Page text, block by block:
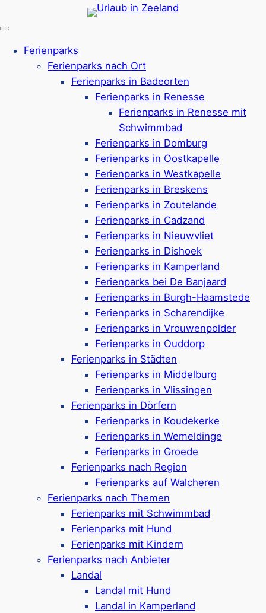
Inhalt
Ferienparks
Ferienparks nach Ort
Ferienparks in Badeorten
Ferienparks in Renesse
Ferienparks in Renesse mit
Schwimmbad
Ferienparks in Domburg
Ferienparks in Oostkapelle
Ferienparks in Westkapelle
Ferienparks in Breskens
Ferienparks in Zoutelande
Ferienparks in Cadzand
Ferienparks in Nieuwvliet
Ferienparks in Dishoek
Ferienparks in Kamperland
Ferienparks bei De Banjaard
Ferienparks in Burgh-Haamstede
Ferienparks in Scharendijke
Ferienparks in Vrouwenpolder
Ferienparks in Ouddorp
Ferienparks in Städten
Ferienparks in Middelburg
Ferienparks in Vlissingen
Ferienparks in Dörfern
Ferienparks in Koudekerke
Ferienparks in Wemeldinge
Ferienparks in Groede
Ferienparks nach Region
Ferienparks auf Walcheren
Ferienparks nach Themen
Ferienparks mit Schwimmbad
Ferienparks mit Hund
Ferienparks mit Kindern
Ferienparks nach Anbieter
Landal
Landal mit Hund
Landal in Kamperland
Landal in Middelburg
– Ferienparks nahe der
Hauptstadt Zeelands
Die Landal-Ferienparks in Middelburg und
Umgebung kombinieren Küstennähe und Urlaub
in einer charmanten historischen Stadt. Durch
den Zusammenschluss von Roompot und Landal
im Jahr 2024 gehören nun auch beliebte Parks
Noordzee Resort Vlissingen * und
Residencé Dishoek
* (ca. 8 bis 9 km von
Middelburg) zum Angebot von Landal. Die
Ferienparks befinden sich in direkter Nähe
beliebter Badestrände, zeitgleich ist die
zeeländische Hauptstadt Middelburg schnell
erreichbar – so verbinden Sie Strandurlaub mit
Kultur, Shoppen und Stadtbummeln.
Landal-Parks in & um